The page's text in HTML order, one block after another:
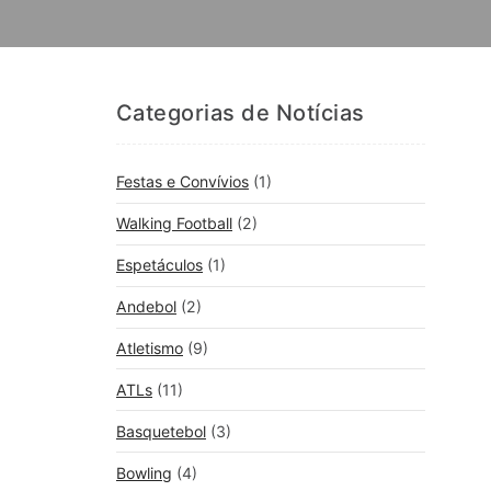
Categorias de Notícias
Festas e Convívios (1)
Walking Football (2)
Espetáculos (1)
Andebol (2)
Atletismo (9)
ATLs (11)
Basquetebol (3)
Bowling (4)